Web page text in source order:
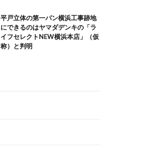
平戸立体の第一パン横浜工事跡地
にできるのはヤマダデンキの「ラ
イフセレクトNEW横浜本店」（仮
称）と判明